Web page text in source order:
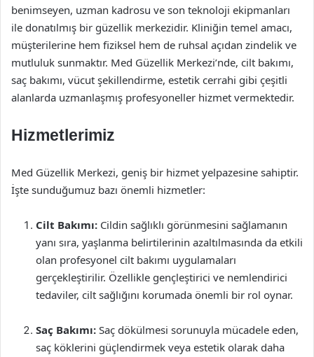
benimseyen, uzman kadrosu ve son teknoloji ekipmanları
ile donatılmış bir güzellik merkezidir. Kliniğin temel amacı,
müşterilerine hem fiziksel hem de ruhsal açıdan zindelik ve
mutluluk sunmaktır. Med Güzellik Merkezi’nde, cilt bakımı,
saç bakımı, vücut şekillendirme, estetik cerrahi gibi çeşitli
alanlarda uzmanlaşmış profesyoneller hizmet vermektedir.
Hizmetlerimiz
Med Güzellik Merkezi, geniş bir hizmet yelpazesine sahiptir.
İşte sunduğumuz bazı önemli hizmetler:
Cilt Bakımı: Cildin sağlıklı görünmesini sağlamanın
yanı sıra, yaşlanma belirtilerinin azaltılmasında da etkili
olan profesyonel cilt bakımı uygulamaları
gerçekleştirilir. Özellikle gençleştirici ve nemlendirici
tedaviler, cilt sağlığını korumada önemli bir rol oynar.
Saç Bakımı: Saç dökülmesi sorunuyla mücadele eden,
saç köklerini güçlendirmek veya estetik olarak daha